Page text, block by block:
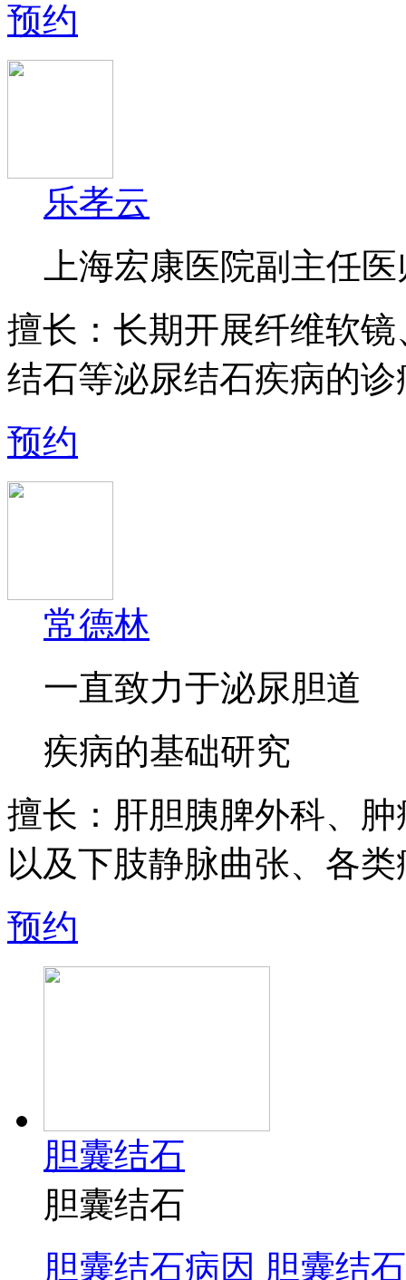
预约
乐孝云
上海宏康医院副主任
擅长： 长期开展纤维软
结石等泌尿结石疾病的诊
预约
常德林
一直致力于泌尿胆道
疾病的基础研究
擅长： 肝胆胰脾外科、
以及下肢静脉曲张、各类
预约
胆囊结石
胆囊结石
胆囊结石病因 胆囊结